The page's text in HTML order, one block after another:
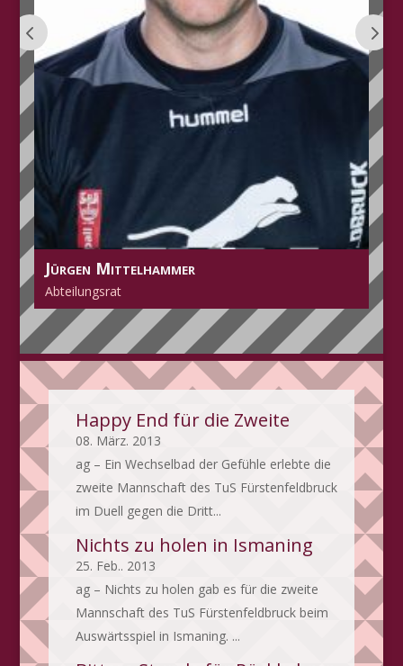
Erich Raff
Happy End für die Zweite
08. März. 2013
ag – Ein Wechselbad der Gefühle erlebte die
zweite Mannschaft des TuS Fürstenfeldbruck
im Duell gegen die Dritt...
Nichts zu holen in Ismaning
25. Feb.. 2013
ag – Nichts zu holen gab es für die zweite
Mannschaft des TuS Fürstenfeldbruck beim
Auswärtsspiel in Ismaning. ...